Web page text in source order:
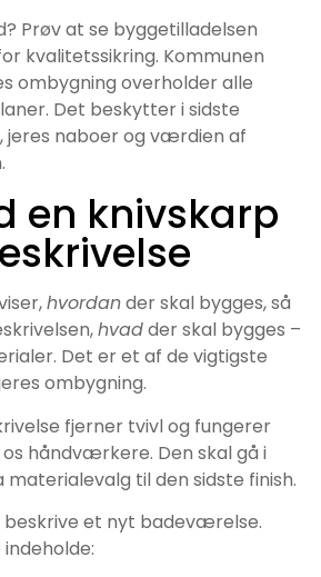
Prøv at se byggetilladelsen
kvalitetssikring. Kommunen
ombygning overholder alle
Det beskytter i sidste
jeres naboer og værdien af
en knivskarp
hvordander skal bygges, så
hvadder skal bygges –
Det er et af de vigtigste
ombygning.
fjerner tvivl og fungerer
håndværkere. Den skal gå i
til den sidste finish.
beskrive et nyt badeværelse.